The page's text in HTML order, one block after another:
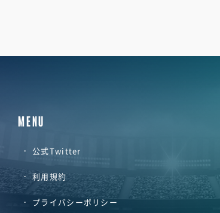
MENU
公式Twitter
利用規約
プライバシーポリシー